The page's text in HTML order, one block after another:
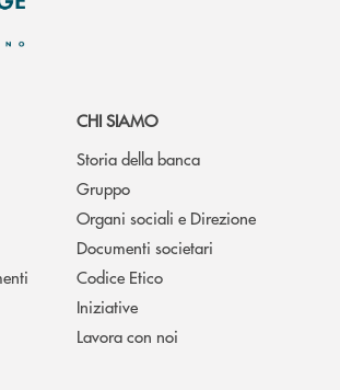
CHI SIAMO
Storia della banca
Gruppo
Organi sociali e Direzione
Documenti societari
Codice Etico
Iniziative
Lavora con noi